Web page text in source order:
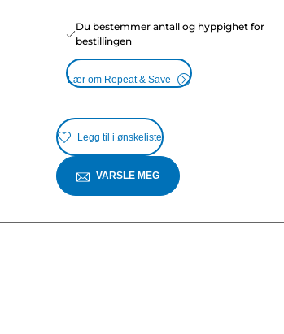
Du bestemmer antall og hyppighet for
bestillingen
Lær om Repeat & Save
Legg til i ønskeliste
VARSLE MEG